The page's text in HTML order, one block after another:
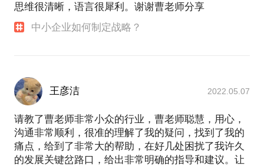
思维很清晰，语言很犀利。谢谢曹老师分享
中小企业如何制定战略？
王彦洁 2022.05.07
请教了曹老师非常小众的行业，曹老师聪慧，用心，
沟通非常顺利，很准的理解了我的疑问，找到了我的
痛点，给到了非常大的帮助，在好几处困扰了我许久
的发展关键岔路口，给出非常明确的指导和建议。让